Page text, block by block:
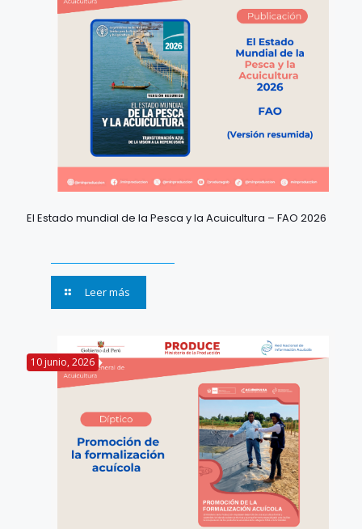
El Estado mundial de la Pesca y la Acuicultura – FAO 2026
Leer más
10 junio, 2026